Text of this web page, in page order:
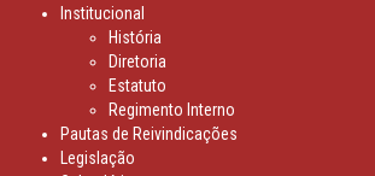
Institucional
História
Diretoria
Estatuto
Regimento Interno
Pautas de Reivindicações
Legislação